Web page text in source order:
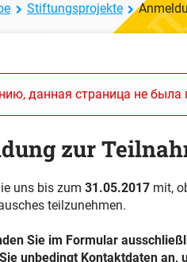
Stiftungsprojekte
данная страница не была
zur
uns bis zum 31.05.2017 mit,
teilzunehmen.
Sie im Formular
unbedingt Kontaktdaten